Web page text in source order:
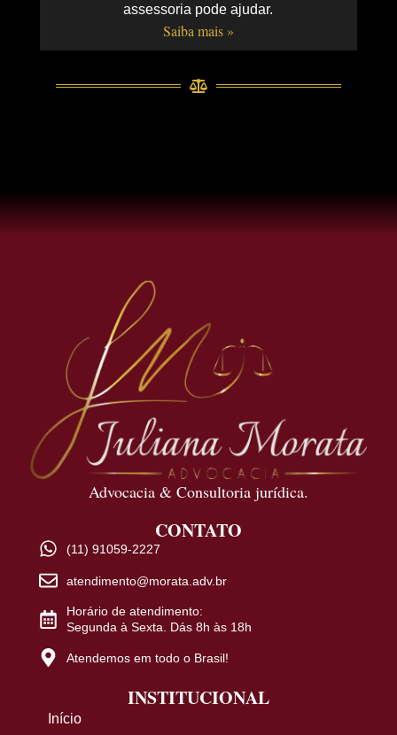
assessoria pode ajudar.
Saiba mais »
Advocacia & Consultoria jurídica.
CONTATO
(11) 91059-2227
atendimento@morata.adv.br
Horário de atendimento:
Segunda à Sexta. Dás 8h às 18h
Atendemos em todo o Brasil!
INSTITUCIONAL
Início